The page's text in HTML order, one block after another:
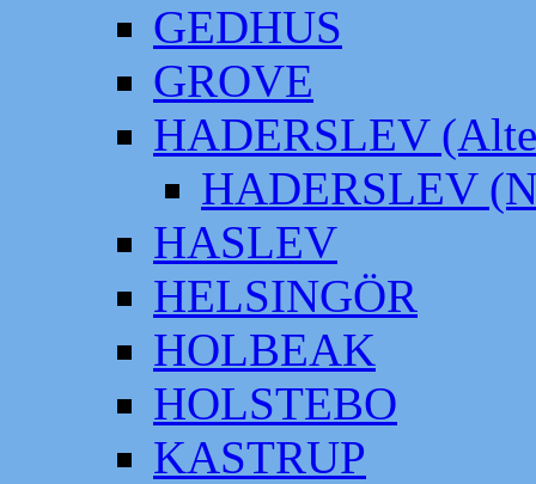
GEDHUS
GROVE
HADERSLEV
HADERSLEV
HASLEV
HELSINGÖR
HOLBEAK
HOLSTEBO
KASTRUP